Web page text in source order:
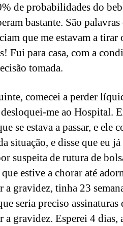
de probabilidades do
bastante. São
que me estavam a
Fui para casa, com a
tomada.
comecei a perder
me ao Hospital.
se estava a passar, e ele
situação, e disse que eu
suspeita de rutura de
estive a chorar até
a gravidez, tinha 23
seria preciso
a gravidez. Esperei 4 dias,